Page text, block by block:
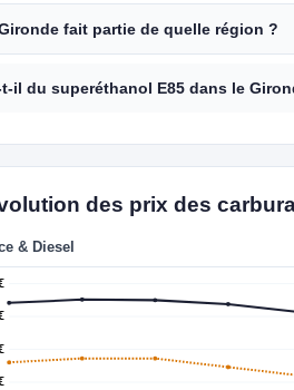
fait partie de quelle région ?
t-il du superéthanol E85 dans le
des prix des
& Diesel